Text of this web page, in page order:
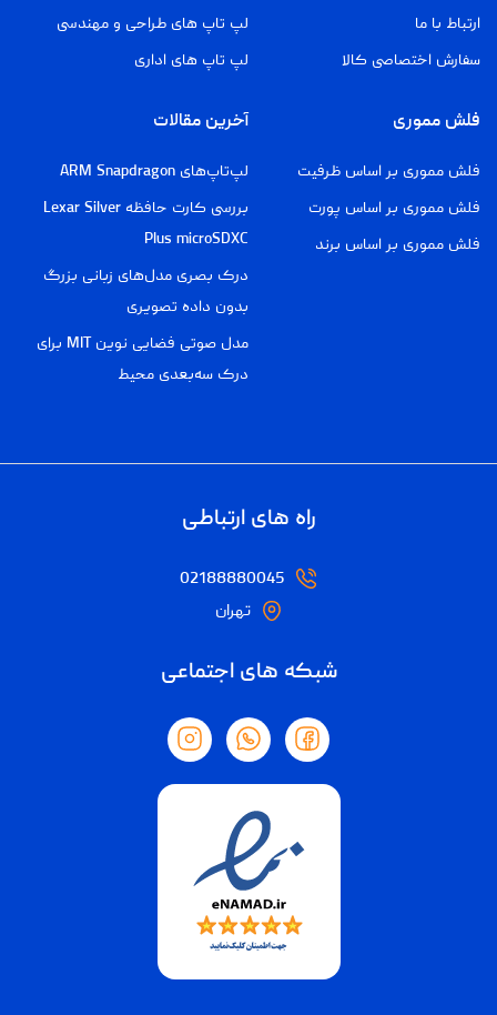
ارتباط با ما
سفارش اختصاصی کالا
لپ تاپ های طراحی و مهندسی
لپ تاپ های اداری
فلش مموری
فلش مموری بر اساس ظرفیت
فلش مموری بر اساس پورت
فلش مموری بر اساس برند
آخرین مقالات
لپ‌تاپ‌های ARM Snapdragon
بررسی کارت حافظه Lexar Silver
Plus microSDXC
درک بصری مدل‌های زبانی بزرگ
بدون داده تصویری
مدل صوتی فضایی نوین MIT برای
درک سه‌بعدی محیط
راه های ارتباطی
02188880045
تهران
شبکه های اجتماعی